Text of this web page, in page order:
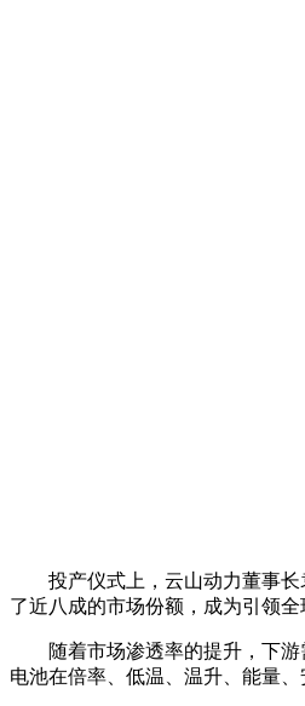
投产仪式上，云山动力董事
了近八成的市场份额，成为引领全
随着市场渗透率的提升，下
电池在倍率、低温、温升、能量